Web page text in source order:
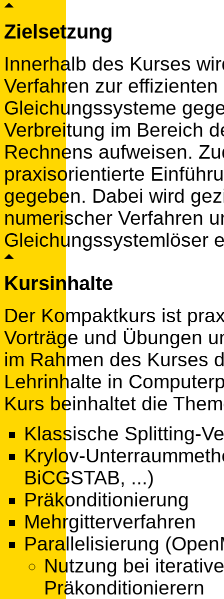
Zielsetzung
Innerhalb des Kurses
Verfahren zur
Gleichungssysteme
Verbreitung im Bereich
Rechnens aufweisen.
praxisorientierte
gegeben. Dabei wird
numerischer Verfahren
Gleichungssystemlöser
Kursinhalte
Der Kompaktkurs ist
Vorträge und Übungen
im Rahmen des Kurses
Lehrinhalte in
Kurs beinhaltet die
Klassische Splitting-
Krylov-
BiCGSTAB, ...)
Präkonditionierung
Mehrgitterverfahren
Parallelisierung
Nutzung bei
Präkonditionierern